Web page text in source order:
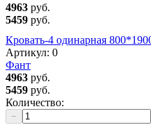
4963 руб.
5459 руб.
Кровать-4 одинарная
Артикул: 0
Фант
4963 руб.
5459 руб.
Количество:
−